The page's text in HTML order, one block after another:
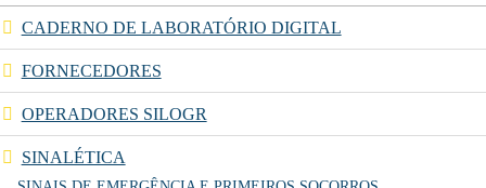
CADERNO DE LABORATÓRIO DIGITAL
FORNECEDORES
OPERADORES SILOGR
SINALÉTICA